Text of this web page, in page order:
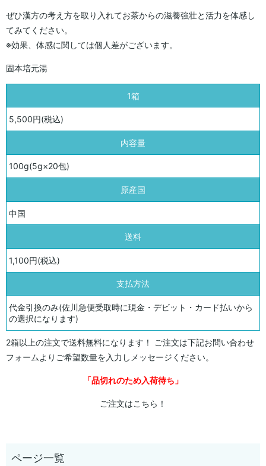
ぜひ漢方の考え方を取り入れてお茶からの滋養強壮と活力を体感し
てみてください。
※効果、体感に関しては個人差がございます。
固本培元湯
1箱
5,500円(税込)
内容量
100g(5g×20包)
原産国
中国
送料
1,100円(税込)
支払方法
代金引換のみ(佐川急便受取時に現金・デビット・カード払いから
の選択になります)
2箱以上の注文で送料無料になります！ ご注文は下記お問い合わせ
フォームよりご希望数量を入力しメッセージください。
「品切れのため入荷待ち」
ご注文はこちら！